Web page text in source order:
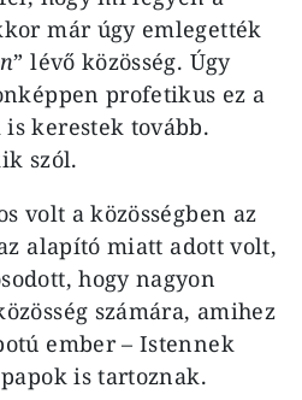
már úgy emlegették
” lévő közösség. Úgy
profetikus ez a
is kerestek tovább.
szól.
volt a közösségben az
alapító miatt adott volt,
hogy nagyon
számára, amihez
ember – Istennek
is tartoznak.